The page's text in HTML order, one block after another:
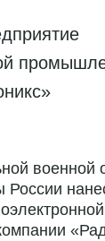
военной